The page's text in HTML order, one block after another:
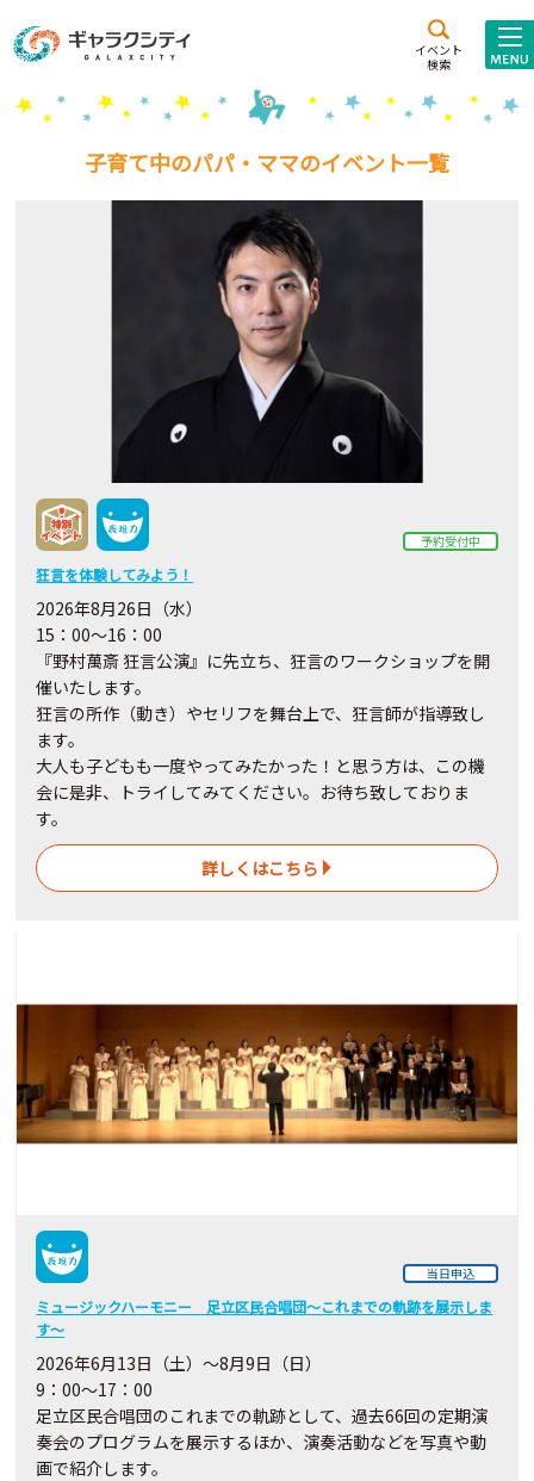
イベント
検索
施設案内
こども
西新井
施設･
お知らせ
イベントレポート
子育て中のパパ・ママのイベント一覧
予約受付中
狂言を体験してみよう！
2026年8月26日（水）
15：00～16：00
『野村萬斎 狂言公演』に先立ち、狂言のワークショップを開
催いたします。
狂言の所作（動き）やセリフを舞台上で、狂言師が指導致し
ます。
大人も子どもも一度やってみたかった！と思う方は、この機
会に是非、トライしてみてください。お待ち致しておりま
す。
詳しくはこちら
当日申込
ミュージックハーモニー 足立区民合唱団～これまでの軌跡を展示しま
す～
2026年6月13日（土）～8月9日（日）
9：00～17：00
足立区民合唱団のこれまでの軌跡として、過去66回の定期演
奏会のプログラムを展示するほか、演奏活動などを写真や動
画で紹介します。